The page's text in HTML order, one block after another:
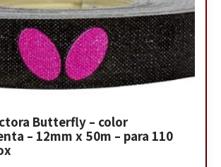
Butterfly – color
– 12mm x 50m – para 110